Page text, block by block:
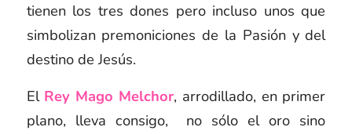
tienen los tres dones pero incluso unos que
simbolizan premoniciones de la Pasión y del
destino de Jesús.
El Rey Mago Melchor, arrodillado, en primer
plano, lleva consigo, no sólo el oro sino